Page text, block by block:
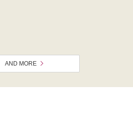
AND MORE